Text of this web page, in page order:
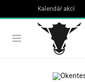
Kalendář akcí